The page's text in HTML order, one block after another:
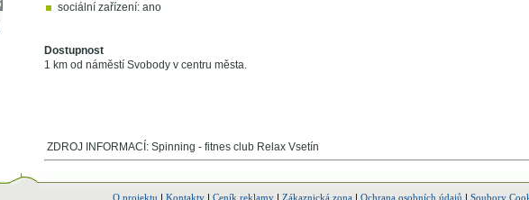
sociální zařízení: ano
Dostupnost
1 km od náměstí Svobody v centru města.
ZDROJ INFORMACÍ: Spinning - fitnes club Relax Vsetín
O projektu | Kontakty| Ceník reklamy| Zákaznická zona| Ochrana osobních údajů | Soubory